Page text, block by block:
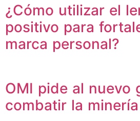
¿Cómo utilizar el
positivo para
marca personal?
OMI pide al nuevo
combatir la